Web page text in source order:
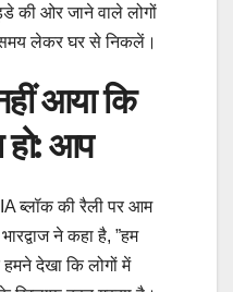
की ओर जाने वाले लोगों
समय लेकर घर से निकलें।
आया कि
आप
ब्लॉक की रैली पर आम
ने कहा है, ”हम
देखा कि लोगों में